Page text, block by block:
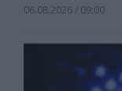
06.08.2026 / 09:00